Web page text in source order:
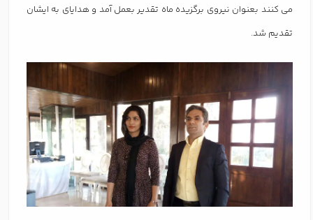
می کنند بعنوان نیروی برگزیده ماه تقدیر بعمل آمد و هدایای به ایشان
تقدیم شد.